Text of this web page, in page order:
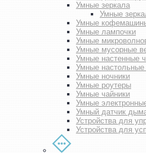
Умные зеркала
Умные
Умные
Умные лампочки
Умные
Умные мусорные
Умные настенные
Умные
Умные ночники
Умные роутеры
Умные чайники
Умные
Умный датчик
Устройства для
Устройства для